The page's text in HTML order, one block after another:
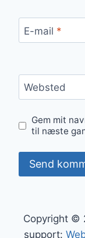
E-mail *
Websted
Gem mit
til næste
Copyright ©
support: